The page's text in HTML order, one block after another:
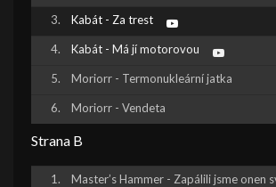
Kabát - Za trest
Kabát - Má jí motorovou
Moriorr - Termonukleární jatka
Moriorr - Vendeta
Strana B
Master’s Hammer - Zapálili jsme onen